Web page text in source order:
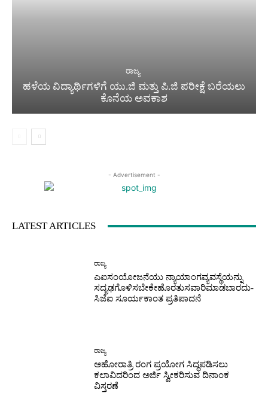
ರಾಜ್ಯ
ಹಳೆಯ ವಿದ್ಯಾರ್ಥಿಗಳಿಗೆ ಯು.ಜಿ ಮತ್ತು ಪಿ.ಜಿ ಪರೀಕ್ಷೆ ಬರೆಯಲು
ಕೊನೆಯ ಅವಕಾಶ
- Advertisement -
LATEST ARTICLES
ರಾಜ್ಯ
ಎಐಸಂಯೋಜನೆಯು ನ್ಯಾಯಾಂಗವ್ಯವಸ್ಥೆಯನ್ನು
ಸದೃಢಗೊಳಿಸಬೇಕೇಹೊರತುಸವಾರಿಮಾಡಬಾರದು-
ಸಿಜೆಐ ಸೂರ್ಯಕಾಂತ ಪ್ರತಿಪಾದನೆ
ರಾಜ್ಯ
ಅಹೋರಾತ್ರಿ ರಂಗ ಪ್ರಯೋಗ ಸಿದ್ಧಪಡಿಸಲು
ಕಲಾವಿದರಿಂದ ಅರ್ಜಿ ಸ್ವೀಕರಿಸುವ ದಿನಾಂಕ
ವಿಸ್ತರಣೆ